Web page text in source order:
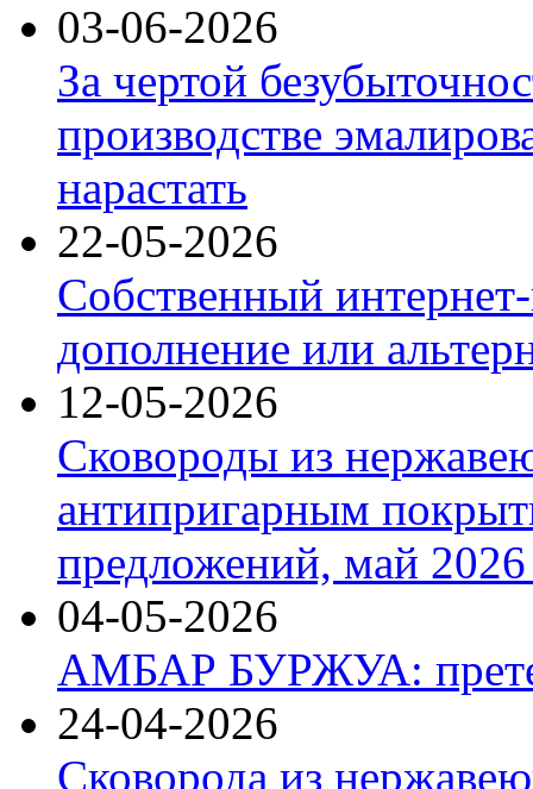
03-06-2026
За чертой
производстве
нарастать
22-05-2026
Собственный
дополнение или
12-05-2026
Сковороды из
антипригарным
предложений, май 2026
04-05-2026
АМБАР БУРЖУА:
24-04-2026
Сковорода из